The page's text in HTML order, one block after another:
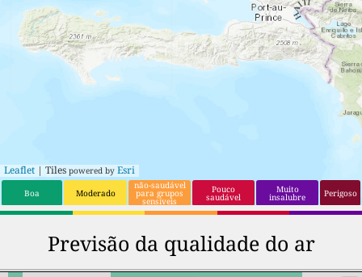
Leaflet | Tiles powered by Esri
Boa Moderado
não-saudável
para grupos
sensíveis
Pouco
saudável
Muito
insalubre Perigoso
Previsão da qualidade do ar